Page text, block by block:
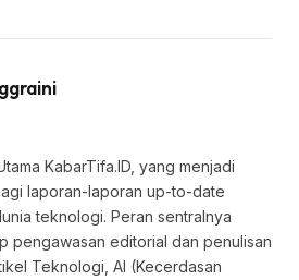
KabarTifa.ID, yang menjadi
laporan-laporan up-to-date
teknologi. Peran sentralnya
pengawasan editorial dan penulisan
Teknologi, AI (Kecerdasan